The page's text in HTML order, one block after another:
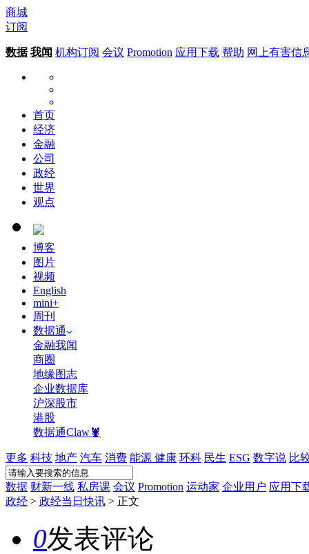
商城
订阅
数据 我闻 机构订阅 会议 Promotion 应用下载 帮助 网上有害信
首页
经济
金融
公司
政经
世界
观点
博客
图片
视频
English
mini+
周刊
数据通
金融我闻
商圈
地缘图志
企业数据库
沪深股市
港股
数据通Claw🦞
更多 科技 地产 汽车 消费 能源 健康 环科 民生 ESG 数字说 比
数据 财新一线 私房课 会议 Promotion 运动家 企业用户 应用下
政经 > 政经当日快讯 > 正文
0发表评论